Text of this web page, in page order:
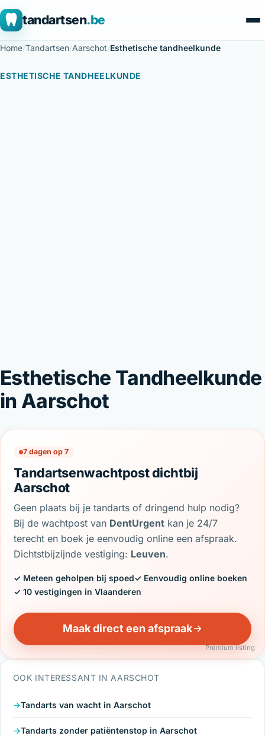
tandartsen.be
Home/Tandartsen/Aarschot/Esthetische tandheelkunde
ESTHETISCHE TANDHEELKUNDE
Esthetische Tandheelkunde
in Aarschot
7 dagen op 7
Tandartsenwachtpost dichtbij
Aarschot
Geen plaats bij je tandarts of dringend hulp nodig?
Bij de wachtpost van DentUrgent kan je 24/7
terecht en boek je eenvoudig online een afspraak.
Dichtstbijzijnde vestiging: Leuven.
✓ Meteen geholpen bij spoed✓ Eenvoudig online boeken
✓ 10 vestigingen in Vlaanderen
Maak direct een afspraak
Premium listing
OOK INTERESSANT IN AARSCHOT
Tandarts van wacht in Aarschot
Tandarts zonder patiëntenstop in Aarschot